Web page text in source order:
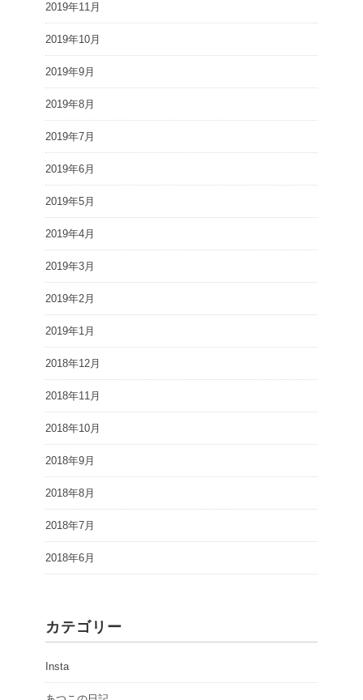
2019年11月
2019年10月
2019年9月
2019年8月
2019年7月
2019年6月
2019年5月
2019年4月
2019年3月
2019年2月
2019年1月
2018年12月
2018年11月
2018年10月
2018年9月
2018年8月
2018年7月
2018年6月
カテゴリー
Insta